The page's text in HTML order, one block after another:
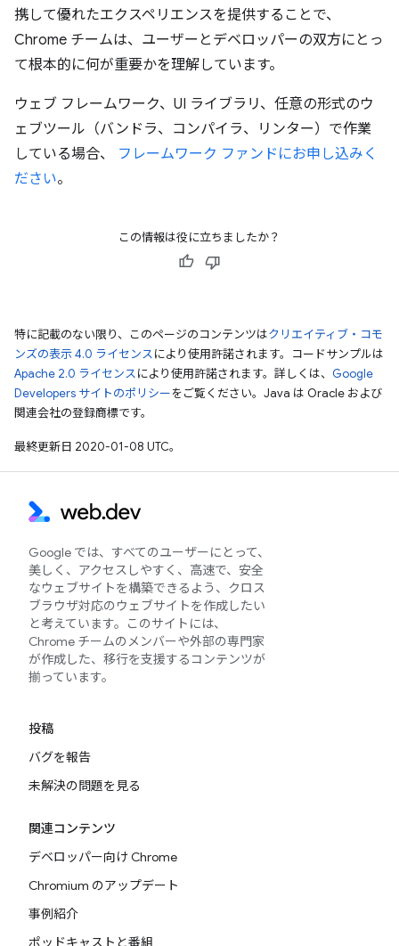
携して優れたエクスペリエンスを提供することで、
Chrome チームは、ユーザーとデベロッパーの双方にとっ
て根本的に何が重要かを理解しています。
ウェブ フレームワーク、UI ライブラリ、任意の形式のウ
ェブツール（バンドラ、コンパイラ、リンター）で作業
している場合、 フレームワーク ファンドにお申し込みく
ださい。
この情報は役に立ちましたか？
特に記載のない限り、このページのコンテンツはクリエイティブ・コモ
ンズの表示 4.0 ライセンスにより使用許諾されます。コードサンプルは
Apache 2.0 ライセンスにより使用許諾されます。詳しくは、 Google
Developers サイトのポリシーをご覧ください。Java は Oracle および
関連会社の登録商標です。
最終更新日 2020-01-08 UTC。
Google では、すべてのユーザーにとって、
美しく、アクセスしやすく、高速で、安全
なウェブサイトを構築できるよう、クロス
ブラウザ対応のウェブサイトを作成したい
と考えています。このサイトには、
Chrome チームのメンバーや外部の専門家
が作成した、移行を支援するコンテンツが
揃っています。
投稿
バグを報告
未解決の問題を見る
関連コンテンツ
デベロッパー向け Chrome
Chromium のアップデート
事例紹介
ポッドキャストと番組